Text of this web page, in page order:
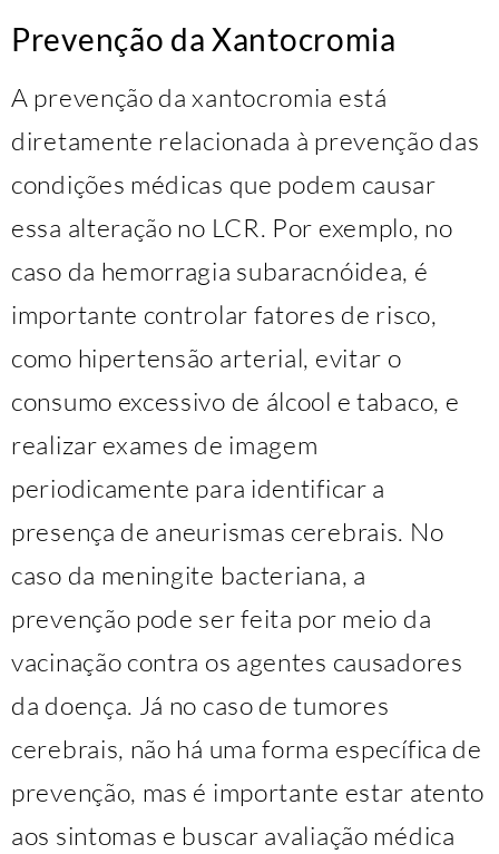
Prevenção da Xantocromia
A prevenção da xantocromia está
diretamente relacionada à prevenção das
condições médicas que podem causar
essa alteração no LCR. Por exemplo, no
caso da hemorragia subaracnóidea, é
importante controlar fatores de risco,
como hipertensão arterial, evitar o
consumo excessivo de álcool e tabaco, e
realizar exames de imagem
periodicamente para identificar a
presença de aneurismas cerebrais. No
caso da meningite bacteriana, a
prevenção pode ser feita por meio da
vacinação contra os agentes causadores
da doença. Já no caso de tumores
cerebrais, não há uma forma específica de
prevenção, mas é importante estar atento
aos sintomas e buscar avaliação médica